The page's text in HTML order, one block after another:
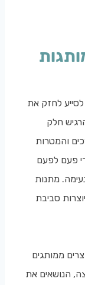
לחזק את
חלק
והמטרות
פעם לפעם
מתנות
סביבת
ממותגים
הנושאים את